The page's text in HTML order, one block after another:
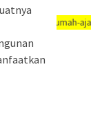
#dirumah-aja,